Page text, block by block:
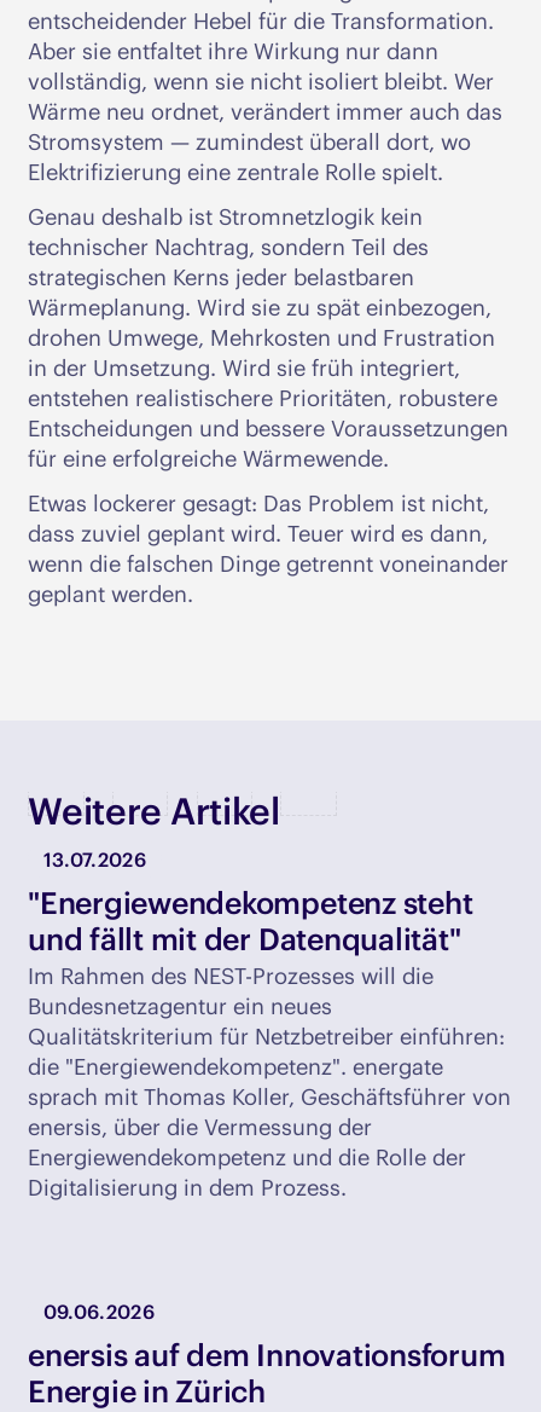
entscheidender Hebel für die Transformation.
Aber sie entfaltet ihre Wirkung nur dann
vollständig, wenn sie nicht isoliert bleibt. Wer
Wärme neu ordnet, verändert immer auch das
Stromsystem — zumindest überall dort, wo
Elektrifizierung eine zentrale Rolle spielt.
Genau deshalb ist Stromnetzlogik kein
technischer Nachtrag, sondern Teil des
strategischen Kerns jeder belastbaren
Wärmeplanung. Wird sie zu spät einbezogen,
drohen Umwege, Mehrkosten und Frustration
in der Umsetzung. Wird sie früh integriert,
entstehen realistischere Prioritäten, robustere
Entscheidungen und bessere Voraussetzungen
für eine erfolgreiche Wärmewende.
Etwas lockerer gesagt: Das Problem ist nicht,
dass zuviel geplant wird. Teuer wird es dann,
wenn die falschen Dinge getrennt voneinander
geplant werden.
Weitere Artikel
13.07.2026
"Energiewendekompetenz steht
und fällt mit der Datenqualität"
Im Rahmen des NEST-Prozesses will die
Bundesnetzagentur ein neues
Qualitätskriterium für Netzbetreiber einführen:
die "Energiewendekompetenz". energate
sprach mit Thomas Koller, Geschäftsführer von
enersis, über die Vermessung der
Energiewendekompetenz und die Rolle der
Digitalisierung in dem Prozess.
09.06.2026
enersis auf dem Innovationsforum
Energie in Zürich